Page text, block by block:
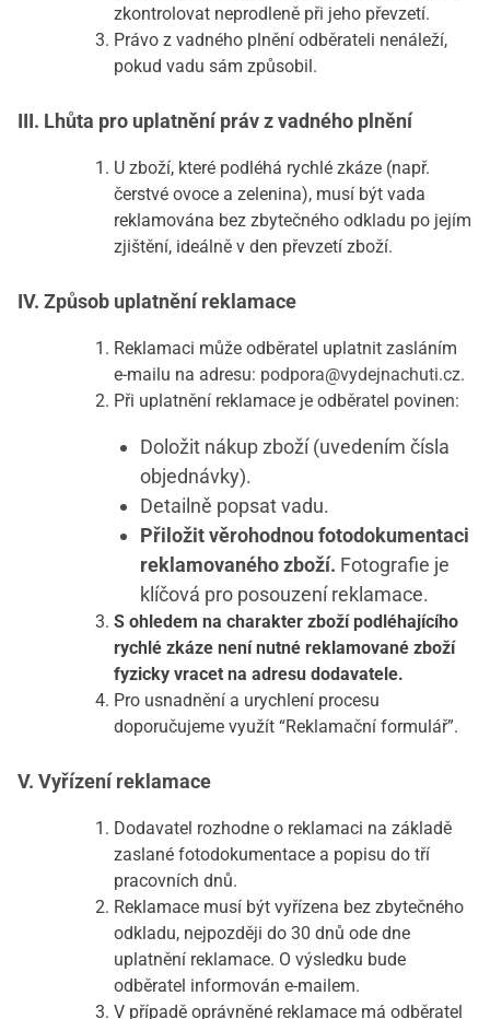
zkontrolovat neprodleně při jeho převzetí.
Právo z vadného plnění odběrateli nenáleží,
pokud vadu sám způsobil.
III. Lhůta pro uplatnění práv z vadného plnění
U zboží, které podléhá rychlé zkáze (např.
čerstvé ovoce a zelenina), musí být vada
reklamována bez zbytečného odkladu po jejím
zjištění, ideálně v den převzetí zboží.
IV. Způsob uplatnění reklamace
Reklamaci může odběratel uplatnit zasláním
e-mailu na adresu: podpora@vydejnachuti.cz.
Při uplatnění reklamace je odběratel povinen:
Doložit nákup zboží (uvedením čísla
objednávky).
Detailně popsat vadu.
Přiložit věrohodnou fotodokumentaci
reklamovaného zboží. Fotografie je
klíčová pro posouzení reklamace.
S ohledem na charakter zboží podléhajícího
rychlé zkáze není nutné reklamované zboží
fyzicky vracet na adresu dodavatele.
Pro usnadnění a urychlení procesu
doporučujeme využít “Reklamační formulář”.
V. Vyřízení reklamace
Dodavatel rozhodne o reklamaci na základě
zaslané fotodokumentace a popisu do tří
pracovních dnů.
Reklamace musí být vyřízena bez zbytečného
odkladu, nejpozději do 30 dnů ode dne
uplatnění reklamace. O výsledku bude
odběratel informován e-mailem.
V případě oprávněné reklamace má odběratel